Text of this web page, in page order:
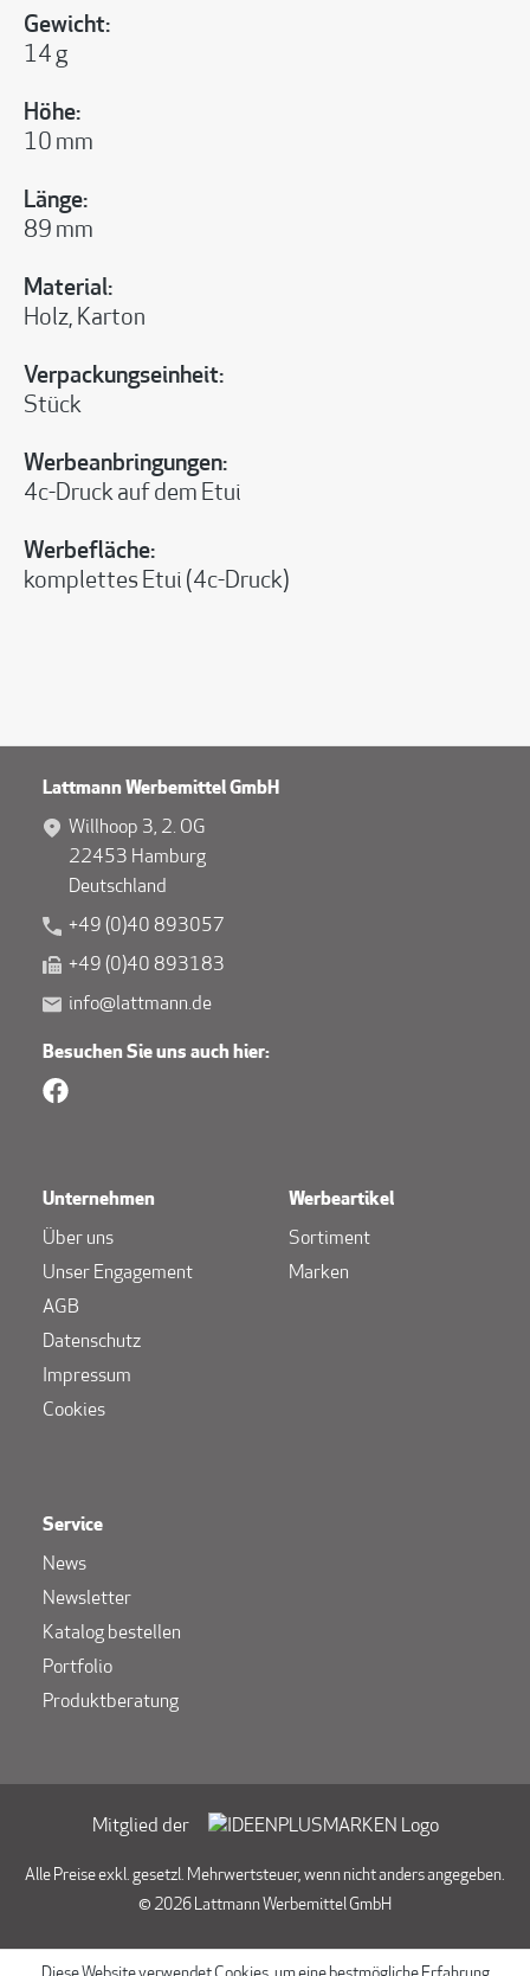
Gewicht:
14 g
Höhe:
10 mm
Länge:
89 mm
Material:
Holz, Karton
Verpackungseinheit:
Stück
Werbeanbringungen:
4c-Druck auf dem Etui
Werbefläche:
komplettes Etui (4c-Druck)
Lattmann Werbemittel GmbH
Willhoop 3, 2. OG
22453 Hamburg
Deutschland
+49 (0)40 893057
+49 (0)40 893183
info@lattmann.de
Besuchen Sie uns auch hier:
Unternehmen
Über uns
Unser Engagement
AGB
Datenschutz
Impressum
Cookies
Werbeartikel
Sortiment
Marken
Service
News
Newsletter
Katalog bestellen
Portfolio
Produktberatung
Mitglied der
Alle Preise exkl. gesetzl. Mehrwertsteuer, wenn nicht anders angegeben.
© 2026 Lattmann Werbemittel GmbH